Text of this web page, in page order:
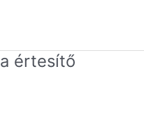
értesítő